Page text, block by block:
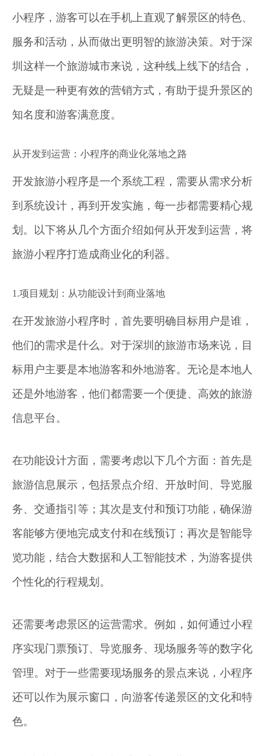
小程序，游客可以在手机上直观了解景区的特色、
服务和活动，从而做出更明智的旅游决策。对于深
圳这样一个旅游城市来说，这种线上线下的结合，
无疑是一种更有效的营销方式，有助于提升景区的
知名度和游客满意度。
从开发到运营：小程序的商业化落地之路
开发旅游小程序是一个系统工程，需要从需求分析
到系统设计，再到开发实施，每一步都需要精心规
划。以下将从几个方面介绍如何从开发到运营，将
旅游小程序打造成商业化的利器。
1.项目规划：从功能设计到商业落地
在开发旅游小程序时，首先要明确目标用户是谁，
他们的需求是什么。对于深圳的旅游市场来说，目
标用户主要是本地游客和外地游客。无论是本地人
还是外地游客，他们都需要一个便捷、高效的旅游
信息平台。
在功能设计方面，需要考虑以下几个方面：首先是
旅游信息展示，包括景点介绍、开放时间、导览服
务、交通指引等；其次是支付和预订功能，确保游
客能够方便地完成支付和在线预订；再次是智能导
览功能，结合大数据和人工智能技术，为游客提供
个性化的行程规划。
还需要考虑景区的运营需求。例如，如何通过小程
序实现门票预订、导览服务、现场服务等的数字化
管理。对于一些需要现场服务的景点来说，小程序
还可以作为展示窗口，向游客传递景区的文化和特
色。